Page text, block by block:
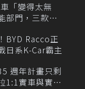
「變得太無
部門，三款手
BYD Racco正
系K-Car霸主
週年計畫只剩
1:1實車與實體